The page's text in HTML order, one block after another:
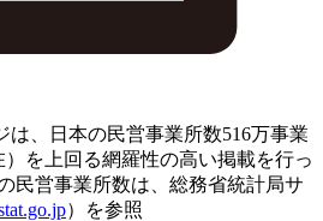
、日本の民営事業所数516万事業
）を上回る網羅性の高い掲載を行っ
民営事業所数は、総務省統計局サ
）を参照